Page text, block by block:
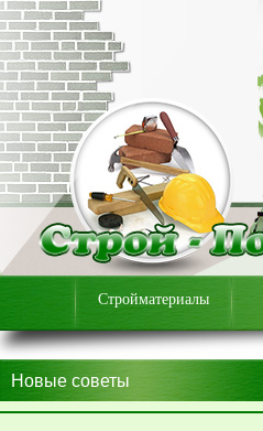
Стройматериалы
Новые советы